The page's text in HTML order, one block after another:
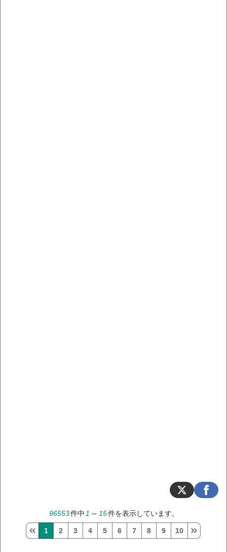
96553件中 1 ～ 15件を表示しています。
1 2 3 4 5 6 7 8 9 10